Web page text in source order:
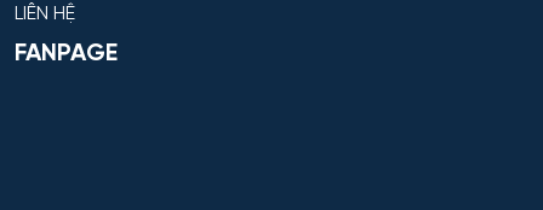
LIÊN HỆ
FANPAGE